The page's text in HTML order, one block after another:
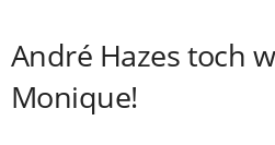
André Hazes toch
Monique!